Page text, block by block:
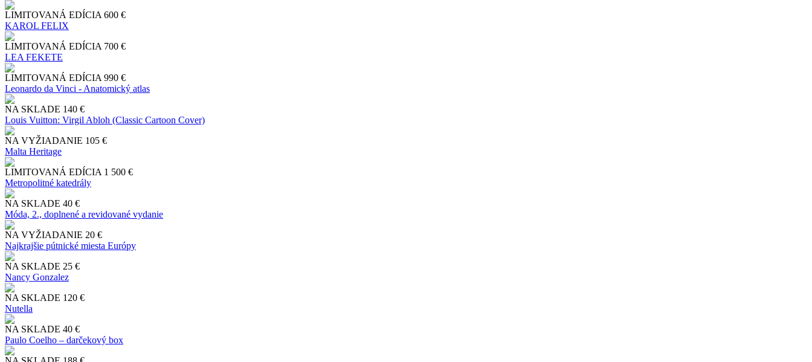
LIMITOVANÁ EDÍCIA 600 €
KAROL FELIX
LIMITOVANÁ EDÍCIA 700 €
LEA FEKETE
LIMITOVANÁ EDÍCIA 990 €
Leonardo da Vinci - Anatomický atlas
NA SKLADE 140 €
Louis Vuitton: Virgil Abloh (Classic Cartoon Cover)
NA VYŽIADANIE 105 €
Malta Heritage
LIMITOVANÁ EDÍCIA 1 500 €
Metropolitné katedrály
NA SKLADE 40 €
Móda, 2., doplnené a revidované vydanie
NA VYŽIADANIE 20 €
Najkrajšie pútnické miesta Európy
NA SKLADE 25 €
Nancy Gonzalez
NA SKLADE 120 €
Nutella
NA SKLADE 40 €
Paulo Coelho – darčekový box